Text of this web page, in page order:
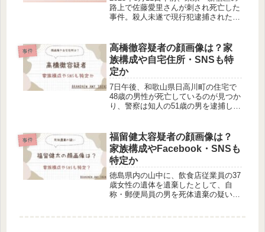
路上で佐藤愛里さんが刺され死亡した
事件。殺人未遂で現行犯逮捕されたの
んの働く飲食店に通っていたことを供
述しているよう。今回は、佐藤愛...
事件
高橋徹容疑者の顔画像は？家
族構成や自宅住所・SNSも特
定か
7日午後、和歌山県日高川町の住宅で
48歳の男性が死亡しているのが見つか
り、警察は知人の51歳の男を逮捕しま
疑者の顔画像、家族構成や自宅住所、
SNSについて調べました。事件の...
事件
福留健太容疑者の顔画像は？
家族構成やFacebook・SNSも
特定か
徳島県内の山中に、飲食店従業員の37
歳女性の遺体を遺棄したとして、自
称・郵便局員の男を死体遺棄の疑いで